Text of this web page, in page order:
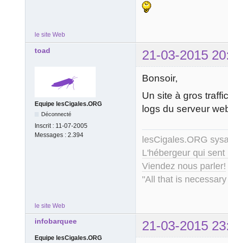
le site Web
toad 21-03-2015
Equipe lesCigales.ORG
Déconnecté
Inscrit : 11-07-2005
Messages : 2.394
Bonsoir,
Un site à gros
logs du serveur
lesCigales.ORG
L'hébergeur qui
Viendez nous parler!
"All that is
le site Web
infobarquee 21-03-2015
Equipe lesCigales.ORG